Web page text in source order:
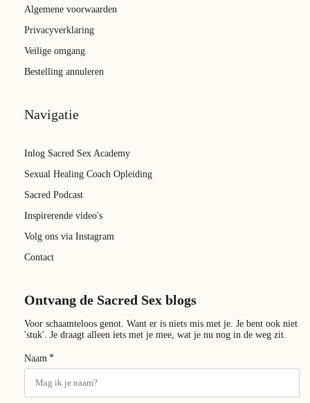
Algemene voorwaarden
Privacyverklaring
Veilige omgang
Bestelling annuleren
Navigatie
Inlog Sacred Sex Academy
Sexual Healing Coach Opleiding
Sacred Podcast
Inspirerende video's
Volg ons via Instagram
Contact
Ontvang de Sacred Sex blogs
Voor schaamteloos genot. Want er is niets mis met je. Je bent ook niet
'stuk'. Je draagt alleen iets met je mee, wat je nu nog in de weg zit.
Naam *